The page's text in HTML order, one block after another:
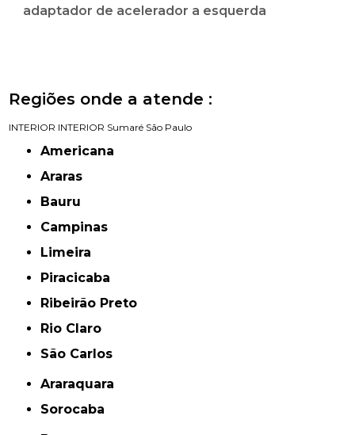
adaptador de acelerador a esquerda
Regiões onde a atende :
INTERIOR INTERIOR Sumaré São Paulo
Americana
Araras
Bauru
Campinas
Limeira
Piracicaba
Ribeirão Preto
Rio Claro
São Carlos
Araraquara
Sorocaba